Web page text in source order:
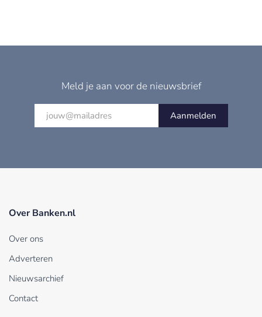
Meld je aan voor de nieuwsbrief
Aanmelden
Over Banken.nl
Over ons
Adverteren
Nieuwsarchief
Contact